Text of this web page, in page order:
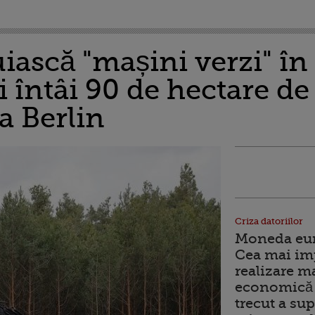
"mașini verzi"
întâi 90 de hectare
Berlin
Criza datoriilor
Moneda
Cea mai
realizare
trecut a